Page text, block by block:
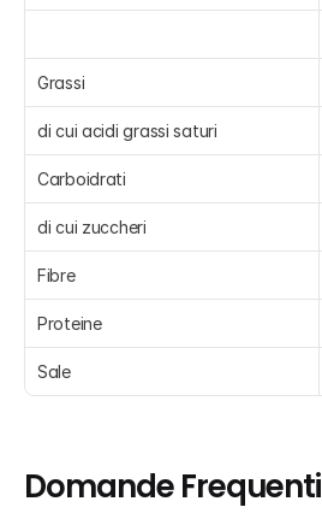
Grassi
di cui acidi grassi saturi
Carboidrati
di cui zuccheri
Fibre
Proteine
Sale
Domande Frequenti